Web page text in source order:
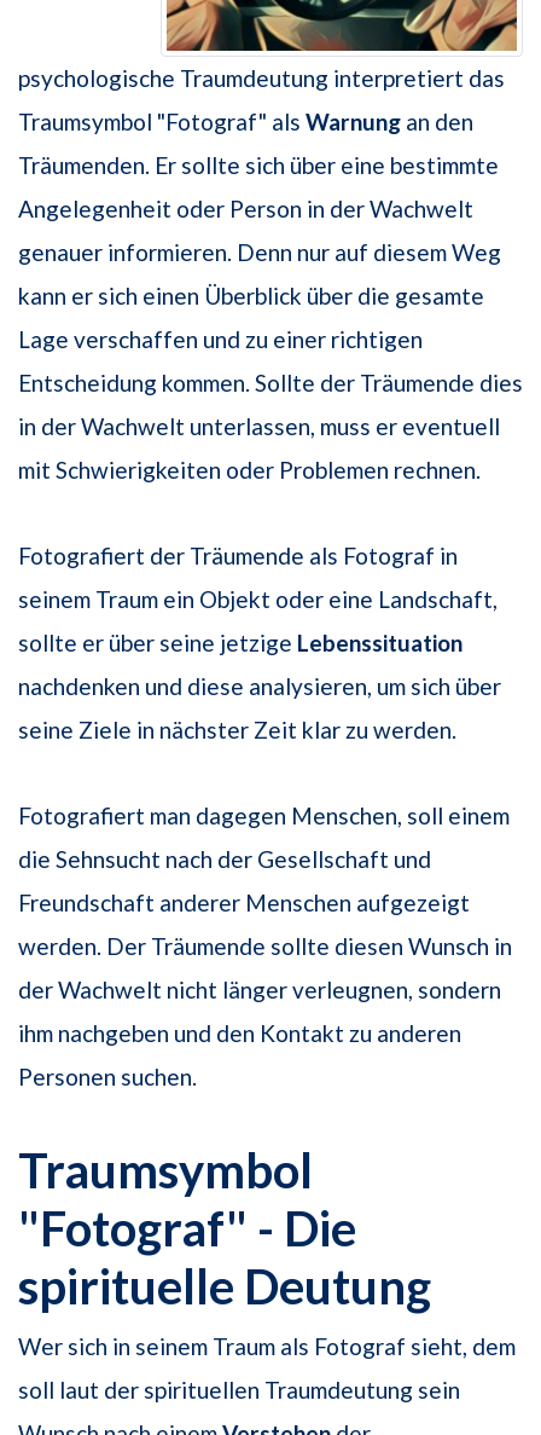
psychologische Traumdeutung interpretiert das
Traumsymbol "Fotograf" als Warnung an den
Träumenden. Er sollte sich über eine bestimmte
Angelegenheit oder Person in der Wachwelt
genauer informieren. Denn nur auf diesem Weg
kann er sich einen Überblick über die gesamte
Lage verschaffen und zu einer richtigen
Entscheidung kommen. Sollte der Träumende dies
in der Wachwelt unterlassen, muss er eventuell
mit Schwierigkeiten oder Problemen rechnen.
Fotografiert der Träumende als Fotograf in
seinem Traum ein Objekt oder eine Landschaft,
sollte er über seine jetzige Lebenssituation
nachdenken und diese analysieren, um sich über
seine Ziele in nächster Zeit klar zu werden.
Fotografiert man dagegen Menschen, soll einem
die Sehnsucht nach der Gesellschaft und
Freundschaft anderer Menschen aufgezeigt
werden. Der Träumende sollte diesen Wunsch in
der Wachwelt nicht länger verleugnen, sondern
ihm nachgeben und den Kontakt zu anderen
Personen suchen.
Traumsymbol
"Fotograf" - Die
spirituelle Deutung
Wer sich in seinem Traum als Fotograf sieht, dem
soll laut der spirituellen Traumdeutung sein